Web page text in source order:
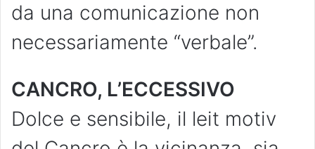
da una comunicazione non
necessariamente “verbale”.
CANCRO, L’ECCESSIVO
Dolce e sensibile, il leit motiv